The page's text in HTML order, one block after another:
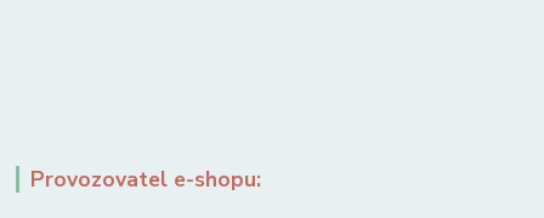
Provozovatel e-shopu: